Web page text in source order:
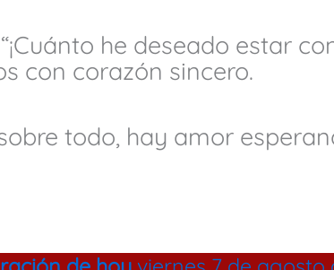
he deseado estar
con corazón sincero.
todo, hay amor